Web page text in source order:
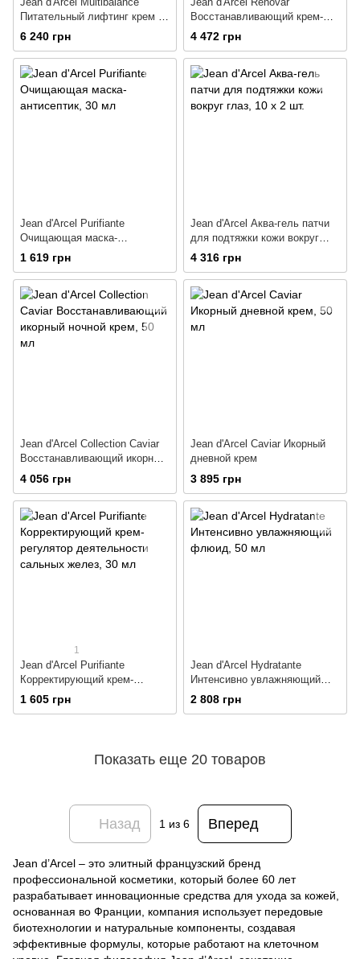
Питательный лифтинг крем с
фитоэстрогенами
6 240 грн
Восстанавливающий крем-
ревитализант
4 472 грн
Jean d'Arcel Purifiante
Очищающая маска-
антисептик
1 619 грн
Jean d'Arcel Аква-гель патчи
для подтяжки кожи вокруг
глаз
4 316 грн
Jean d'Arcel Collection Caviar
Восстанавливающий икорный
ночной крем
4 056 грн
Jean d'Arcel Caviar Икорный
дневной крем
3 895 грн
1
Jean d'Arcel Purifiante
Корректирующий крем-
регулятор деятельности
сальных желез
1 605 грн
Jean d'Arcel Hydratante
Интенсивно увлажняющий
флюид
2 808 грн
Показать еще 20 товаров
Назад 1из 6 Вперед
Jean d’Arcel – это элитный французский бренд
профессиональной косметики, который более 60 лет
разрабатывает инновационные средства для ухода за кожей,
основанная во Франции, компания использует передовые
биотехнологии и натуральные компоненты, создавая
эффективные формулы, которые работают на клеточном